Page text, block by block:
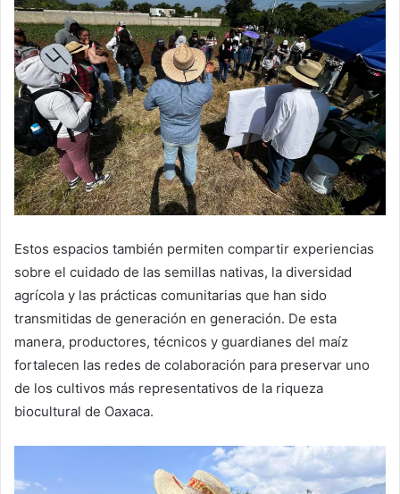
Estos espacios también permiten compartir experiencias
sobre el cuidado de las semillas nativas, la diversidad
agrícola y las prácticas comunitarias que han sido
transmitidas de generación en generación. De esta
manera, productores, técnicos y guardianes del maíz
fortalecen las redes de colaboración para preservar uno
de los cultivos más representativos de la riqueza
biocultural de Oaxaca.